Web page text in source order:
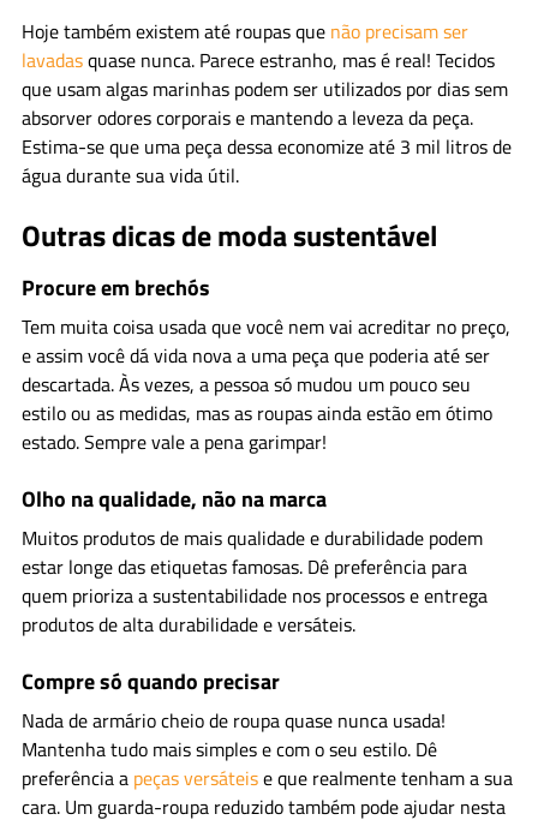
Hoje também existem até roupas que não precisam ser
lavadasquase nunca. Parece estranho, mas é real! Tecidos
que usam algas marinhas podem ser utilizados por dias sem
absorver odores corporais e mantendo a leveza da peça.
Estima-se que uma peça dessa economize até 3 mil litros de
água durante sua vida útil.
Outras dicas de moda sustentável
Procure em brechós
Tem muita coisa usada que você nem vai acreditar no preço,
e assim você dá vida nova a uma peça que poderia até ser
descartada. Às vezes, a pessoa só mudou um pouco seu
estilo ou as medidas, mas as roupas ainda estão em ótimo
estado. Sempre vale a pena garimpar!
Olho na qualidade, não na marca
Muitos produtos de mais qualidade e durabilidade podem
estar longe das etiquetas famosas. Dê preferência para
quem prioriza a sustentabilidade nos processos e entrega
produtos de alta durabilidade e versáteis.
Compre só quando precisar
Nada de armário cheio de roupa quase nunca usada!
Mantenha tudo mais simples e com o seu estilo. Dê
preferência a peças versáteise que realmente tenham a sua
cara. Um guarda-roupa reduzido também pode ajudar nesta